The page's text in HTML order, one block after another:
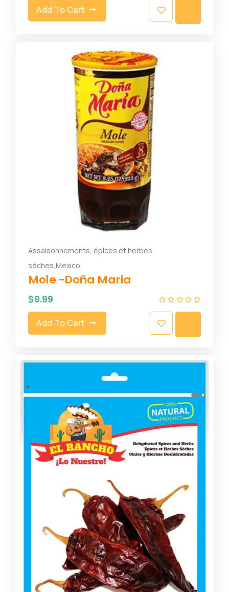
Add To Cart
Assaisonnements, épices et herbes
sèches,Mexico
Mole -Doña Maria
$9.99
Add To Cart